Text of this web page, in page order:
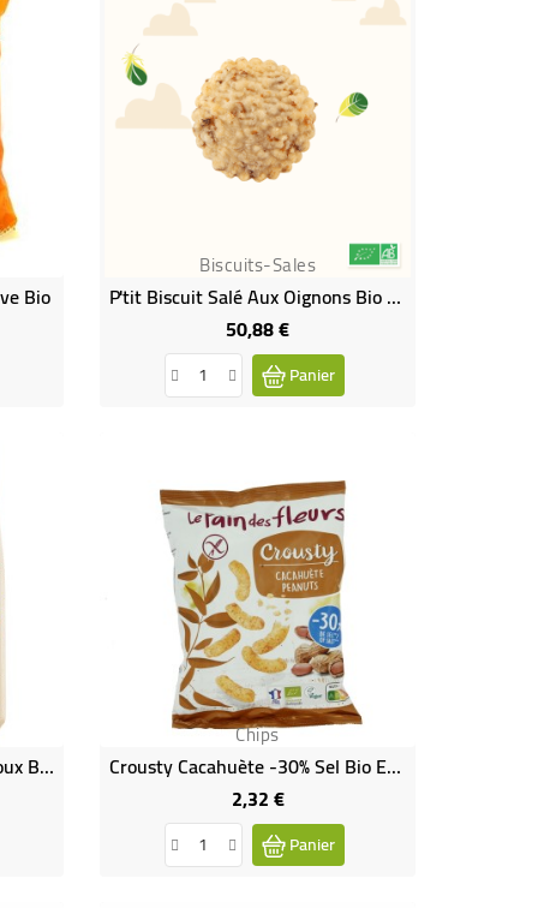
Bio
Biscuits-Sales
P'tit Biscuit Salé Aux Oignons Bio - 1,5 Kg
50,88 €Prix
Panier
Crackers De Riz Au Piment Doux Bio & Sans Gluten
Chips
Crousty Cacahuète -30% Sel Bio Et Vegan
2,32 €Prix
Panier